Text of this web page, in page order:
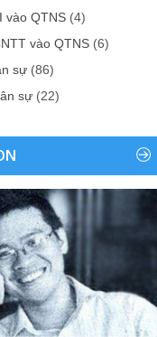
vào QTNS (4)
vào QTNS (6)
sự (86)
sự (22)